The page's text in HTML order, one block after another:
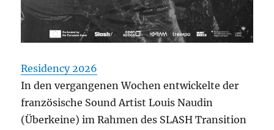
Residency 2026
In den vergangenen Wochen entwickelte der
französische Sound Artist Louis Naudin
(Überkeine) im Rahmen des SLASH Transition